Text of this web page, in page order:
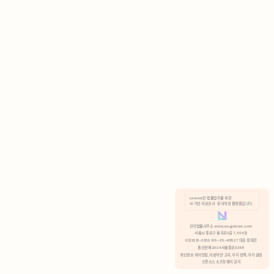
분석 쿠키 허용
Lawvot은 법률업무를 위한
AI 기반 자료조사 · 문서작성 플랫폼입니다.
안국법률사무소 www.anguklaw.com
서울시 종로구 율곡로2길 7, 304호
02)3210-3330 105-05-48527 대표 정희찬
통신판매 2024서울종로0248
개인정보 처리방침, 이용약관 고지, 쿠키 정책, 쿠키 설정
오픈소스 소프트웨어 공지